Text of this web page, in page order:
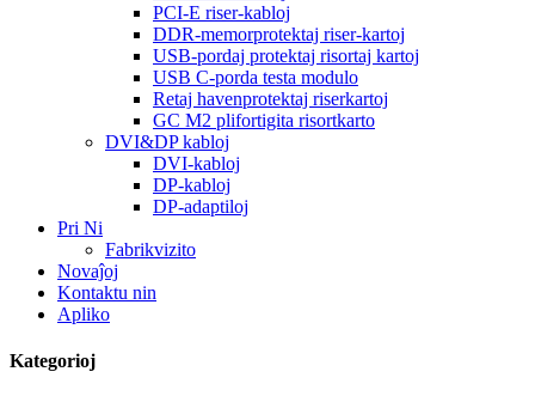
PCI-E riser-kabloj
DDR-memorprotektaj riser-kartoj
USB-pordaj protektaj risortaj kartoj
USB C-porda testa modulo
Retaj havenprotektaj riserkartoj
GC M2 plifortigita risortkarto
DVI&DP kabloj
DVI-kabloj
DP-kabloj
DP-adaptiloj
Pri Ni
Fabrikvizito
Novaĵoj
Kontaktu nin
Apliko
Kategorioj